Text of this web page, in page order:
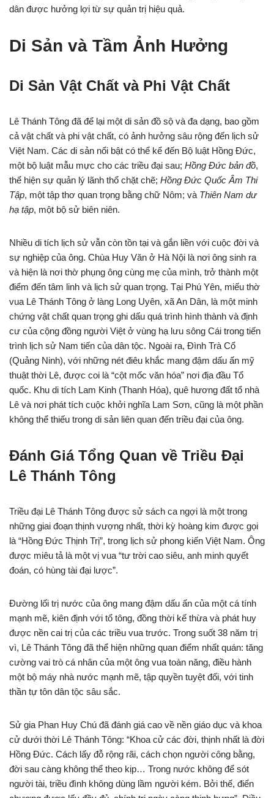
dân được hưởng lợi từ sự quản trị hiệu quả.
Di Sản và Tầm Ảnh Hưởng
Di Sản Vật Chất và Phi Vật Chất
Lê Thánh Tông đã để lại một di sản đồ sộ và đa dạng, bao gồm
cả vật chất và phi vật chất, có ảnh hưởng sâu rộng đến lịch sử
Việt Nam. Các di sản nổi bật có thể kể đến Bộ luật Hồng Đức,
một bộ luật mẫu mực cho các triều đại sau; Hồng Đức bản đồ,
thể hiện sự quản lý lãnh thổ chặt chẽ; Hồng Đức Quốc Âm Thi
Tập, một tập thơ quan trọng bằng chữ Nôm; và Thiên Nam dư
hạ tập, một bộ sử biên niên.
Nhiều di tích lịch sử vẫn còn tồn tại và gắn liền với cuộc đời và
sự nghiệp của ông. Chùa Huy Văn ở Hà Nội là nơi ông sinh ra
và hiện là nơi thờ phụng ông cùng mẹ của mình, trở thành một
điểm đến tâm linh và lịch sử quan trọng. Tại Phú Yên, miếu thờ
vua Lê Thánh Tông ở làng Long Uyên, xã An Dân, là một minh
chứng vật chất quan trọng ghi dấu quá trình hình thành và định
cư của cộng đồng người Việt ở vùng hạ lưu sông Cái trong tiến
trình lịch sử Nam tiến của dân tộc. Ngoài ra, Đình Trà Cổ
(Quảng Ninh), với những nét điêu khắc mang đậm dấu ấn mỹ
thuật thời Lê, được coi là “cột mốc văn hóa” nơi địa đầu Tổ
quốc. Khu di tích Lam Kinh (Thanh Hóa), quê hương đất tổ nhà
Lê và nơi phát tích cuộc khởi nghĩa Lam Sơn, cũng là một phần
không thể thiếu trong di sản liên quan đến triều đại của ông.
Đánh Giá Tổng Quan về Triều Đại
Lê Thánh Tông
Triều đại Lê Thánh Tông được sử sách ca ngợi là một trong
những giai đoạn thịnh vượng nhất, thời kỳ hoàng kim được gọi
là “Hồng Đức Thịnh Trị”, trong lịch sử phong kiến Việt Nam. Ông
được miêu tả là một vị vua “tư trời cao siêu, anh minh quyết
đoán, có hùng tài đại lược”.
Đường lối trị nước của ông mang đậm dấu ấn của một cá tính
mạnh mẽ, kiên định với tổ tông, đồng thời kế thừa và phát huy
được nền cai trị của các triều vua trước. Trong suốt 38 năm trị
vì, Lê Thánh Tông đã thể hiện những quan điểm nhất quán: tăng
cường vai trò cá nhân của một ông vua toàn năng, điều hành
một bộ máy nhà nước mạnh mẽ, tập quyền tuyệt đối, với tinh
thần tự tôn dân tộc sâu sắc.
Sử gia Phan Huy Chú đã đánh giá cao về nền giáo dục và khoa
cử dưới thời Lê Thánh Tông: “Khoa cử các đời, thịnh nhất là đời
Hồng Đức. Cách lấy đỗ rộng rãi, cách chọn người công bằng,
đời sau càng không thể theo kịp… Trong nước không để sót
người tài, triều đình không dùng lầm người kém. Bởi thế, điển